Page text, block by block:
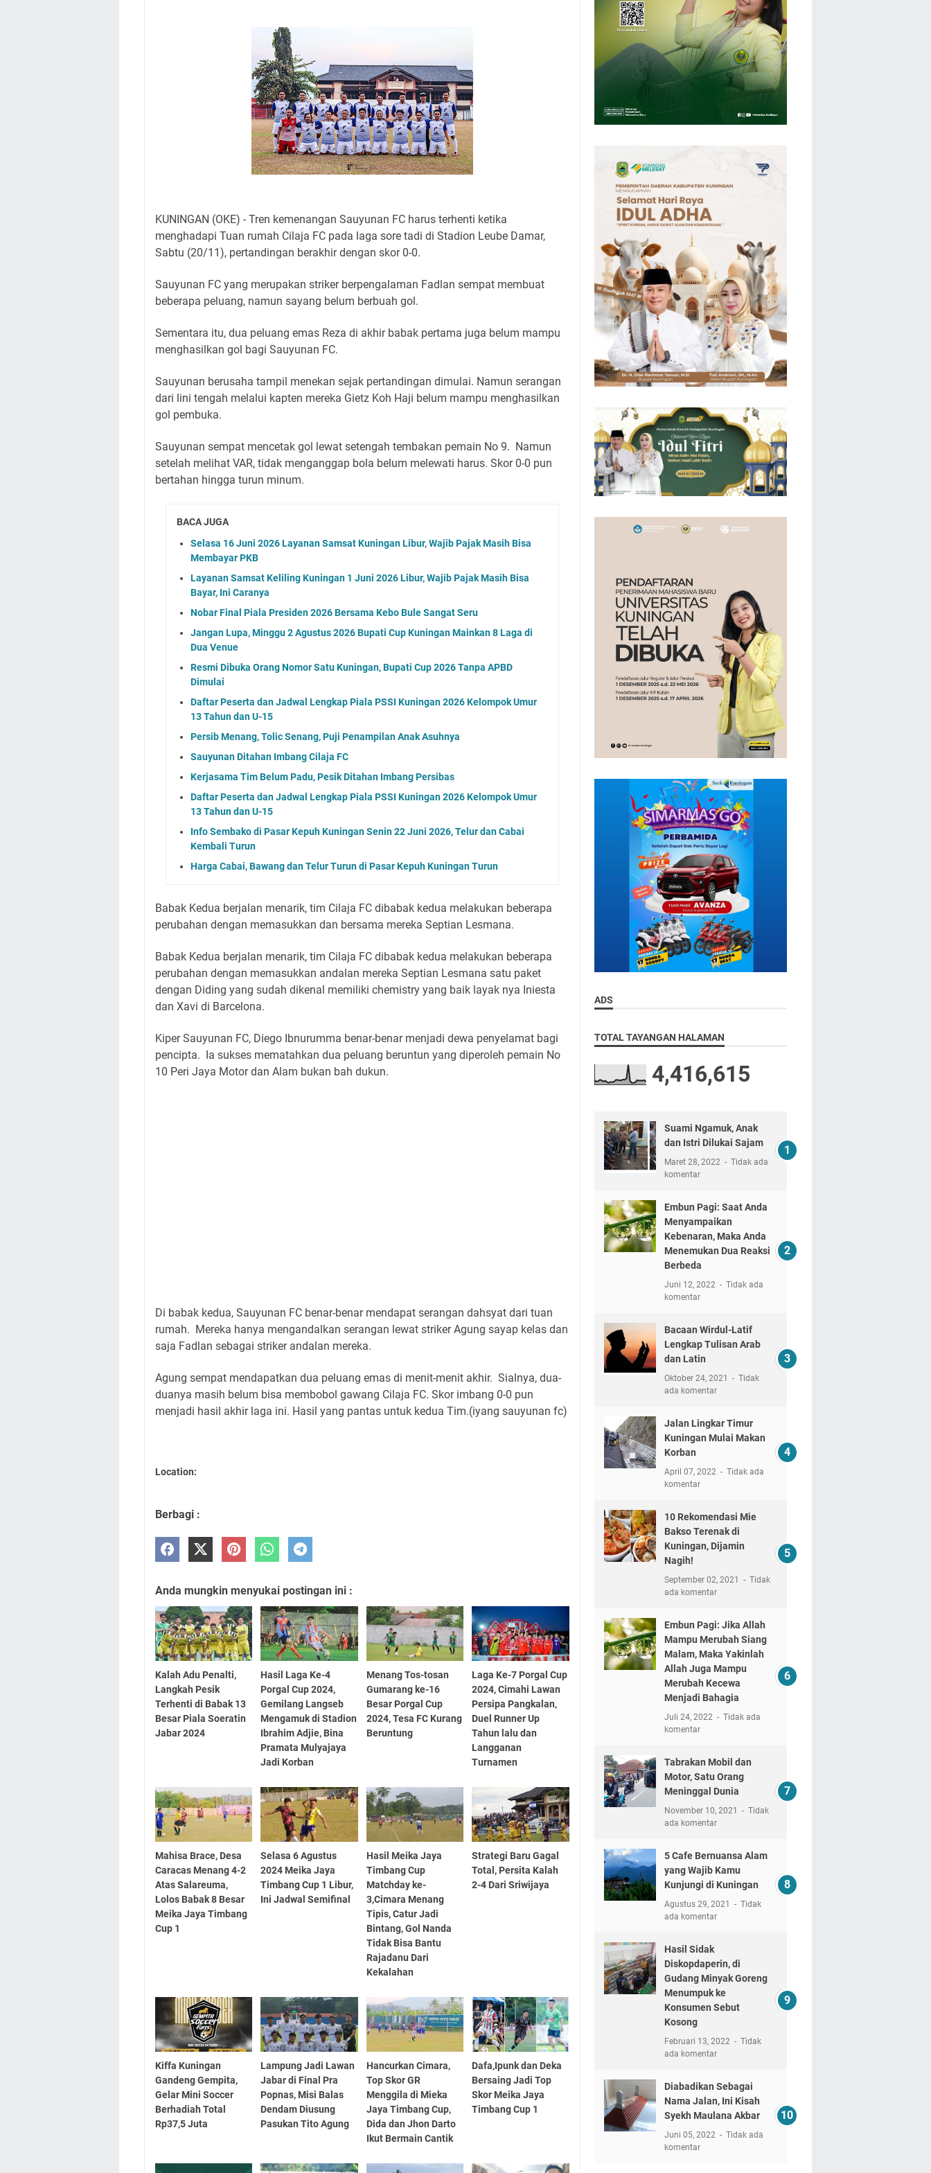
Kamuning Salurakan 12 Ribu Liter
Uniku Jadi Tuan Rumah Pendampingan Penyusunan Dokumen SPMI
Sudahkah Kita Merdeka Dari Hawa Nafsu?
Info Sembako di Pasar Kepuh Kuningan Kamis 6 Agustus 2026, Daging Naik, Telur Turun
Agenda Kegiatan Bupati Kuningan Jumat 7 Agustus 2026 Ada Tiga, Tapi yang Bakal Dihadiri
Hanya Satu
KUNINGAN (OKE) - Tren kemenangan Sauyunan FC harus terhenti ketika
menghadapi Tuan rumah Cilaja FC pada laga sore tadi di Stadion Leube Damar,
Sabtu (20/11), pertandingan berakhir dengan skor 0-0.
Sauyunan FC yang merupakan striker berpengalaman Fadlan sempat membuat
beberapa peluang, namun sayang belum berbuah gol.
Sementara itu, dua peluang emas Reza di akhir babak pertama juga belum mampu
menghasilkan gol bagi Sauyunan FC.
Sauyunan berusaha tampil menekan sejak pertandingan dimulai. Namun serangan
dari lini tengah melalui kapten mereka Gietz Koh Haji belum mampu menghasilkan
gol pembuka.
Sauyunan sempat mencetak gol lewat setengah tembakan pemain No 9. Namun
setelah melihat VAR, tidak menganggap bola belum melewati harus. Skor 0-0 pun
bertahan hingga turun minum.
BACA JUGA
Selasa 16 Juni 2026 Layanan Samsat Kuningan Libur, Wajib Pajak Masih Bisa
Membayar PKB
Layanan Samsat Keliling Kuningan 1 Juni 2026 Libur, Wajib Pajak Masih Bisa
Bayar, Ini Caranya
Nobar Final Piala Presiden 2026 Bersama Kebo Bule Sangat Seru
Jangan Lupa, Minggu 2 Agustus 2026 Bupati Cup Kuningan Mainkan 8 Laga di
Dua Venue
Resmi Dibuka Orang Nomor Satu Kuningan, Bupati Cup 2026 Tanpa APBD
Dimulai
Daftar Peserta dan Jadwal Lengkap Piala PSSI Kuningan 2026 Kelompok Umur
13 Tahun dan U-15
Persib Menang, Tolic Senang, Puji Penampilan Anak Asuhnya
Sauyunan Ditahan Imbang Cilaja FC
Kerjasama Tim Belum Padu, Pesik Ditahan Imbang Persibas
Daftar Peserta dan Jadwal Lengkap Piala PSSI Kuningan 2026 Kelompok Umur
13 Tahun dan U-15
Info Sembako di Pasar Kepuh Kuningan Senin 22 Juni 2026, Telur dan Cabai
Kembali Turun
Harga Cabai, Bawang dan Telur Turun di Pasar Kepuh Kuningan Turun
Babak Kedua berjalan menarik, tim Cilaja FC dibabak kedua melakukan beberapa
perubahan dengan memasukkan dan bersama mereka Septian Lesmana.
Babak Kedua berjalan menarik, tim Cilaja FC dibabak kedua melakukan beberapa
perubahan dengan memasukkan andalan mereka Septian Lesmana satu paket
dengan Diding yang sudah dikenal memiliki chemistry yang baik layak nya Iniesta
dan Xavi di Barcelona.
Kiper Sauyunan FC, Diego Ibnurumma benar-benar menjadi dewa penyelamat bagi
pencipta. Ia sukses mematahkan dua peluang beruntun yang diperoleh pemain No
10 Peri Jaya Motor dan Alam bukan bah dukun.
Di babak kedua, Sauyunan FC benar-benar mendapat serangan dahsyat dari tuan
rumah. Mereka hanya mengandalkan serangan lewat striker Agung sayap kelas dan
saja Fadlan sebagai striker andalan mereka.
Agung sempat mendapatkan dua peluang emas di menit-menit akhir. Sialnya, dua-
duanya masih belum bisa membobol gawang Cilaja FC. Skor imbang 0-0 pun
menjadi hasil akhir laga ini. Hasil yang pantas untuk kedua Tim.(iyang sauyunan fc)
Location:
Berbagi :
Anda mungkin menyukai postingan ini :
Kalah Adu Penalti,
Langkah Pesik
Terhenti di Babak 13
Besar Piala Soeratin
Jabar 2024
Hasil Laga Ke-4
Porgal Cup 2024,
Gemilang Langseb
Mengamuk di Stadion
Ibrahim Adjie, Bina
Pramata Mulyajaya
Jadi Korban
Menang Tos-tosan
Gumarang ke-16
Besar Porgal Cup
2024, Tesa FC Kurang
Beruntung
Laga Ke-7 Porgal Cup
2024, Cimahi Lawan
Persipa Pangkalan,
Duel Runner Up
Tahun lalu dan
Langganan
Turnamen
Mahisa Brace, Desa
Caracas Menang 4-2
Atas Salareuma,
Lolos Babak 8 Besar
Meika Jaya Timbang
Cup 1
Selasa 6 Agustus
2024 Meika Jaya
Timbang Cup 1 Libur,
Ini Jadwal Semifinal
Hasil Meika Jaya
Timbang Cup
Matchday ke-
3,Cimara Menang
Tipis, Catur Jadi
Bintang, Gol Nanda
Tidak Bisa Bantu
Rajadanu Dari
Kekalahan
Strategi Baru Gagal
Total, Persita Kalah
2-4 Dari Sriwijaya
Kiffa Kuningan
Gandeng Gempita,
Gelar Mini Soccer
Berhadiah Total
Rp37,5 Juta
Lampung Jadi Lawan
Jabar di Final Pra
Popnas, Misi Balas
Dendam Diusung
Pasukan Tito Agung
Hancurkan Cimara,
Top Skor GR
Menggila di Mieka
Jaya Timbang Cup,
Dida dan Jhon Darto
Ikut Bermain Cantik
Dafa,Ipunk dan Deka
Bersaing Jadi Top
Skor Meika Jaya
Timbang Cup 1
ADS
TOTAL TAYANGAN HALAMAN
4,416,615
Suami Ngamuk, Anak
dan Istri Dilukai Sajam
Maret 28, 2022
Tidak ada
komentar
Embun Pagi: Saat Anda
Menyampaikan
Kebenaran, Maka Anda
Menemukan Dua Reaksi
Berbeda
Juni 12, 2022
Tidak ada
komentar
Bacaan Wirdul-Latif
Lengkap Tulisan Arab
dan Latin
Oktober 24, 2021
Tidak
ada komentar
Jalan Lingkar Timur
Kuningan Mulai Makan
Korban
April 07, 2022
Tidak ada
komentar
10 Rekomendasi Mie
Bakso Terenak di
Kuningan, Dijamin
Nagih!
September 02, 2021
Tidak
ada komentar
Embun Pagi: Jika Allah
Mampu Merubah Siang
Malam, Maka Yakinlah
Allah Juga Mampu
Merubah Kecewa
Menjadi Bahagia
Juli 24, 2022
Tidak ada
komentar
Tabrakan Mobil dan
Motor, Satu Orang
Meninggal Dunia
November 10, 2021
Tidak
ada komentar
5 Cafe Bernuansa Alam
yang Wajib Kamu
Kunjungi di Kuningan
Agustus 29, 2021
Tidak
ada komentar
Hasil Sidak
Diskopdaperin, di
Gudang Minyak Goreng
Menumpuk ke
Konsumen Sebut
Kosong
Februari 13, 2022
Tidak
ada komentar
Diabadikan Sebagai
Nama Jalan, Ini Kisah
Syekh Maulana Akbar
Juni 05, 2022
Tidak ada
komentar